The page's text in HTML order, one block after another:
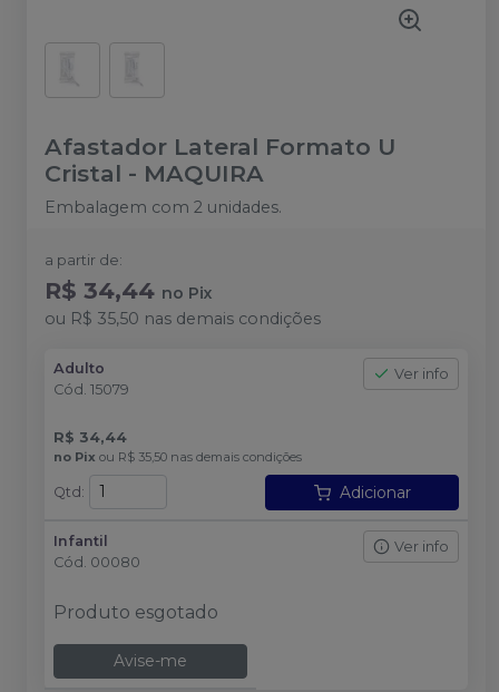
Afastador Lateral Formato U
Cristal - MAQUIRA
Embalagem com 2 unidades.
a partir de:
R$ 34,44 no Pix
ou R$ 35,50 nas demais condições
Adulto
Cód. 15079
Ver info
R$ 34,44
no Pix ou R$ 35,50 nas demais condições
Qtd : Adicionar
Infantil
Cód. 00080
Ver info
Produto esgotado
Avise-me